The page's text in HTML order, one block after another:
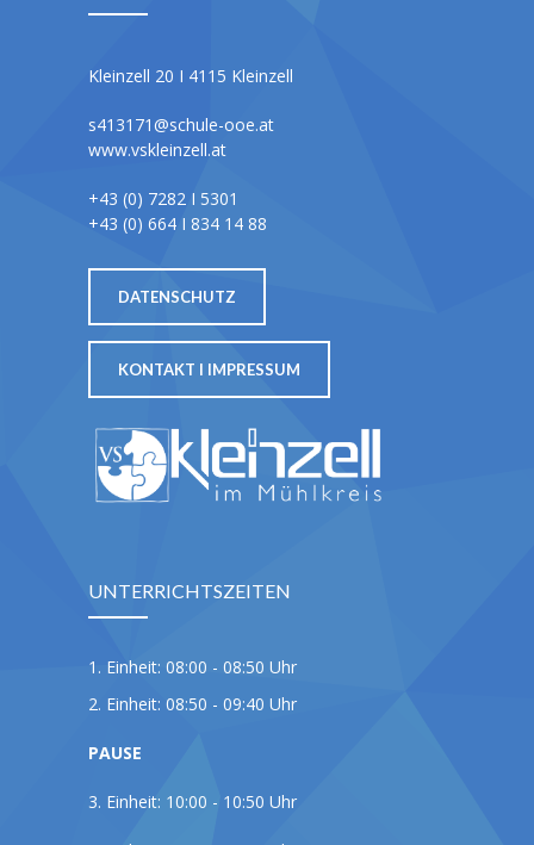
Kleinzell 20 I 4115 Kleinzell
s413171@schule-ooe.at
www.vskleinzell.at
+43 (0) 7282 I 5301
+43 (0) 664 I 834 14 88
DATENSCHUTZ
KONTAKT I IMPRESSUM
UNTERRICHTSZEITEN
1. Einheit: 08:00 - 08:50 Uhr
2. Einheit: 08:50 - 09:40 Uhr
PAUSE
3. Einheit: 10:00 - 10:50 Uhr